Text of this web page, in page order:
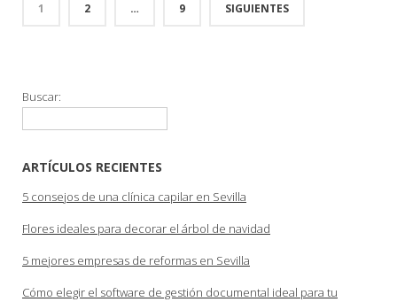
1 2 … 9 SIGUIENTES
Buscar:
ARTÍCULOS RECIENTES
5 consejos de una clínica capilar en Sevilla
Flores ideales para decorar el árbol de navidad
5 mejores empresas de reformas en Sevilla
Cómo elegir el software de gestión documental ideal para tu